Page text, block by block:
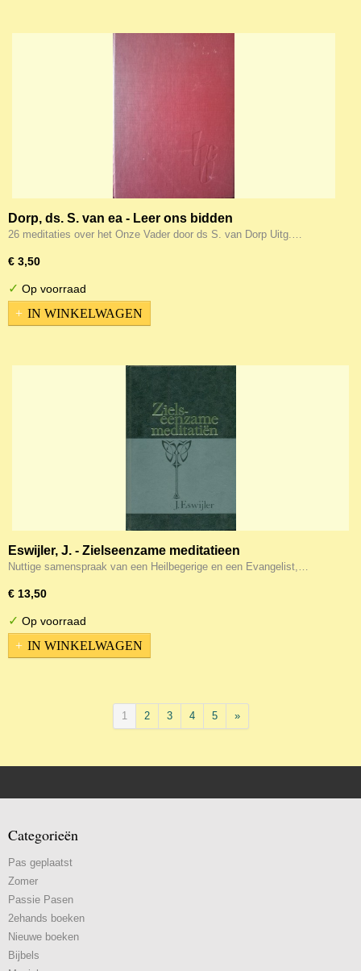
Dorp, ds. S. van ea - Leer ons bidden
26 meditaties over het Onze Vader door ds S. van Dorp Uitg.…
€ 3,50
✓ Op voorraad
IN WINKELWAGEN
Eswijler, J. - Zielseenzame meditatieen
Nuttige samenspraak van een Heilbegerige en een Evangelist,…
€ 13,50
✓ Op voorraad
IN WINKELWAGEN
1 2 3 4 5 »
Categorieën
Pas geplaatst
Zomer
Passie Pasen
2ehands boeken
Nieuwe boeken
Bijbels